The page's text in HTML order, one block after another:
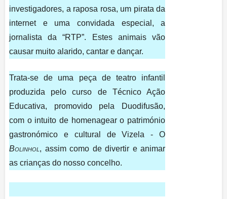
investigadores, a raposa rosa, um pirata da
internet e uma convidada especial, a
jornalista da “RTP”. Estes animais vão
causar muito alarido, cantar e dançar.
Trata-se de uma peça de teatro infantil
produzida pelo curso de Técnico Ação
Educativa, promovido pela Duodifusão,
com o intuito de homenagear o património
gastronómico e cultural de Vizela - O
Bolinhol , assim como de divertir e animar
as crianças do nosso concelho.